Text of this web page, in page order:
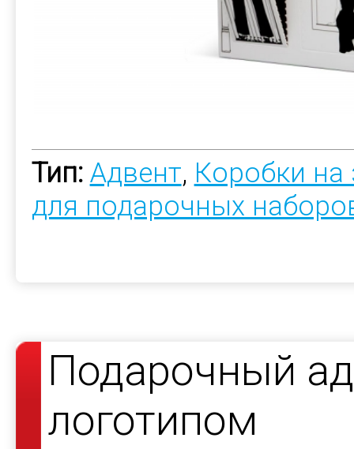
Тип: Адвент, Коробки на
для подарочных
Подарочный
логотипом